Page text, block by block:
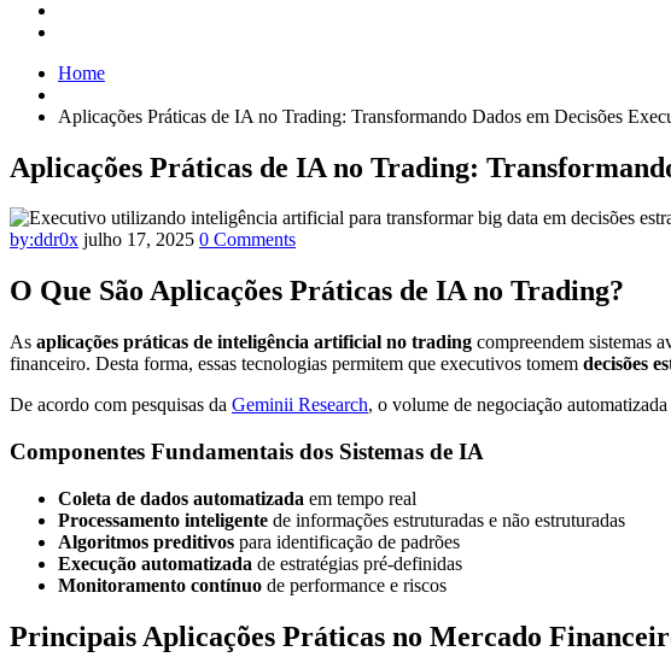
Home
Aplicações Práticas de IA no Trading: Transformando Dados em Decisões
Aplicações Práticas de IA no Trading:
by:ddr0x julho 17, 2025 0 Comments
O Que São Aplicações Práticas de IA no Trading?
As aplicações práticas de inteligência artificial no trading compreendem sistemas
financeiro. Desta forma, essas tecnologias permitem que executivos tomem decisões
De acordo com pesquisas da Geminii Research, o volume de negociação automatizada
Componentes Fundamentais dos Sistemas de IA
Coleta de dados automatizada em tempo real
Processamento inteligente de informações estruturadas e não estruturadas
Algoritmos preditivos para identificação de padrões
Execução automatizada de estratégias pré-definidas
Monitoramento contínuo de performance e riscos
Principais Aplicações Práticas no Mercado